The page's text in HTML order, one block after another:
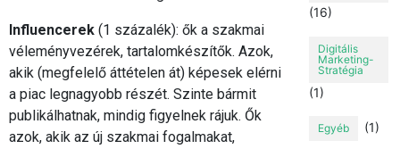
Influencerek (1 százalék): ők a szakmai
véleményvezérek, tartalomkészítők. Azok,
akik (megfelelő áttételen át) képesek elérni
a piac legnagyobb részét. Szinte bármit
publikálhatnak, mindig figyelnek rájuk. Ők
azok, akik az új szakmai fogalmakat,
(16)
Digitális
Marketing-
Stratégia
(1)
Egyéb (1)